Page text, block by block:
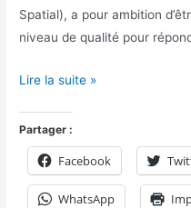
Spatial), a pour ambition
niveau de qualité pour
Lire la suite »
Partager :
Facebook
WhatsApp